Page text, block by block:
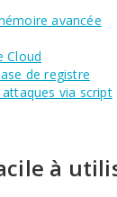
avancée
Cloud
de registre
via script
à